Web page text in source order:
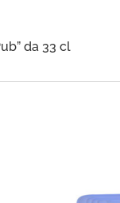
da 33 cl